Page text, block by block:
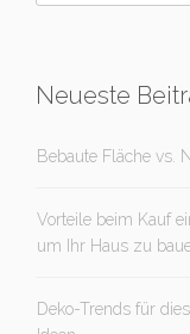
Neueste
Bebaute Fläche vs.
Vorteile beim Kauf
um Ihr Haus zu
Deko-Trends für